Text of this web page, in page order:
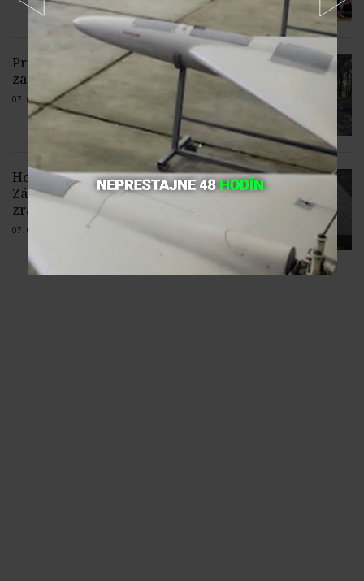
Pri požiari lesného porastu v Trstíne
zasahuje takmer 50 hasičov
07. 08. 2026 |
Horskí záchranári pomohli v
Západných Tatrách turistovi so
zraneným členkom
07. 08. 2026 | Žiadne komentáre